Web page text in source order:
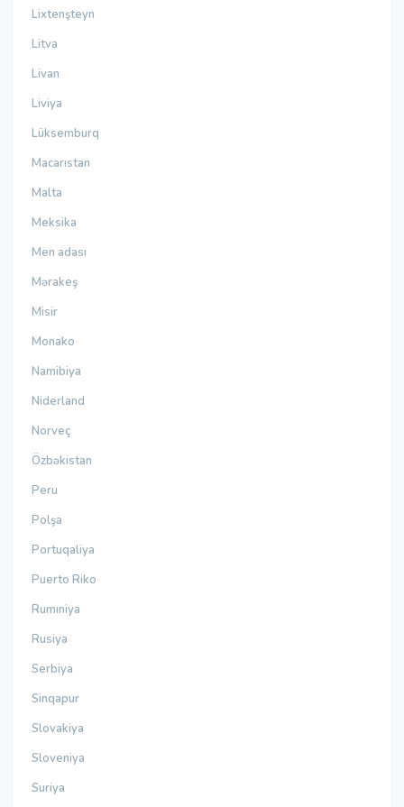
Lixtenşteyn
Litva
Livan
Liviya
Lüksemburq
Macarıstan
Malta
Meksika
Men adası
Mərakeş
Misir
Monako
Namibiya
Niderland
Norveç
Özbəkistan
Peru
Polşa
Portuqaliya
Puerto Riko
Rumıniya
Rusiya
Serbiya
Sinqapur
Slovakiya
Sloveniya
Suriya